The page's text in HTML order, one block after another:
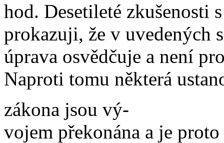
hod. Desetileté zkušenosti
prokazuji, že v uvedených
úprava osvědčuje a není
Naproti tomu některá
zákona jsou vý-
vojem překonána a je